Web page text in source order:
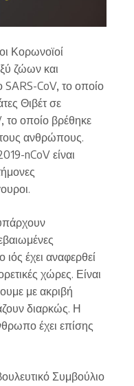
Κορωνοϊοί
ζώων και
CoV, το οποίο
Θιβέτ σε
το οποίο βρέθηκε
ανθρώπους.
nCoV είναι
έχει αναφερθεί
χώρες. Είναι
με ακριβή
διαρκώς. Η
έχει επίσης
Συμβούλιο